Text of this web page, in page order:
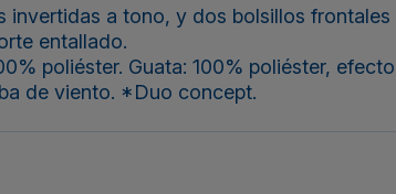
a tono, y dos bolsillos
entallado.
poliéster. Guata: 100% poliéster,
de viento. *Duo concept.